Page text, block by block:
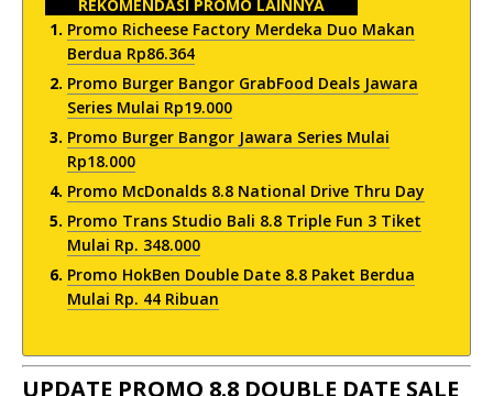
REKOMENDASI PROMO LAINNYA
Promo Richeese Factory Merdeka Duo Makan
Berdua Rp86.364
Promo Burger Bangor GrabFood Deals Jawara
Series Mulai Rp19.000
Promo Burger Bangor Jawara Series Mulai
Rp18.000
Promo McDonalds 8.8 National Drive Thru Day
Promo Trans Studio Bali 8.8 Triple Fun 3 Tiket
Mulai Rp. 348.000
Promo HokBen Double Date 8.8 Paket Berdua
Mulai Rp. 44 Ribuan
UPDATE PROMO 8.8 DOUBLE DATE SALE